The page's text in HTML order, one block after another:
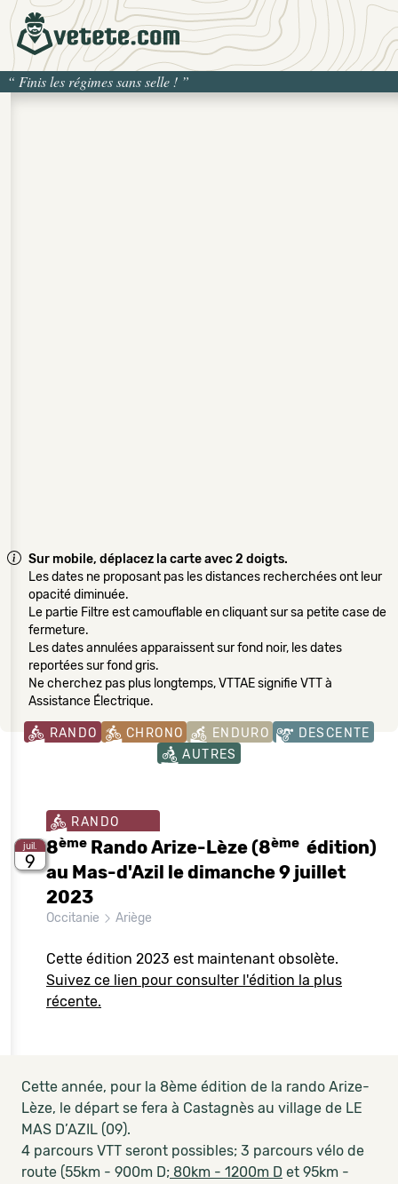
“ Finis les régimes sans selle ! ”
Sur mobile, déplacez la carte avec 2 doigts.
Les dates ne proposant pas les distances recherchées ont leur
opacité diminuée.
Le partie Filtre est camouflable en cliquant sur sa petite case de
fermeture.
Les dates annulées apparaissent sur fond noir, les dates
reportées sur fond gris.
Ne cherchez pas plus longtemps, VTTAE signifie VTT à
Assistance Électrique.
RANDO CHRONO ENDURO
DESCENTE
AUTRES
juil.
9
RANDO
8ème Rando Arize-Lèze (8ème édition)
au Mas-d'Azil le dimanche 9 juillet
2023
Occitanie Ariège
Cette édition 2023 est maintenant obsolète.
Suivez ce lien pour consulter l'édition la plus
récente.
Cette année, pour la 8ème édition de la rando Arize-
Lèze, le départ se fera à Castagnès au village de LE
MAS D’AZIL (09).
4 parcours VTT seront possibles; 3 parcours vélo de
route (55km - 900m D; 80km - 1200m D et 95km -